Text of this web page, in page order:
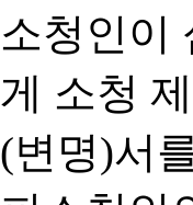
소청인이
게 소청
(변명)서